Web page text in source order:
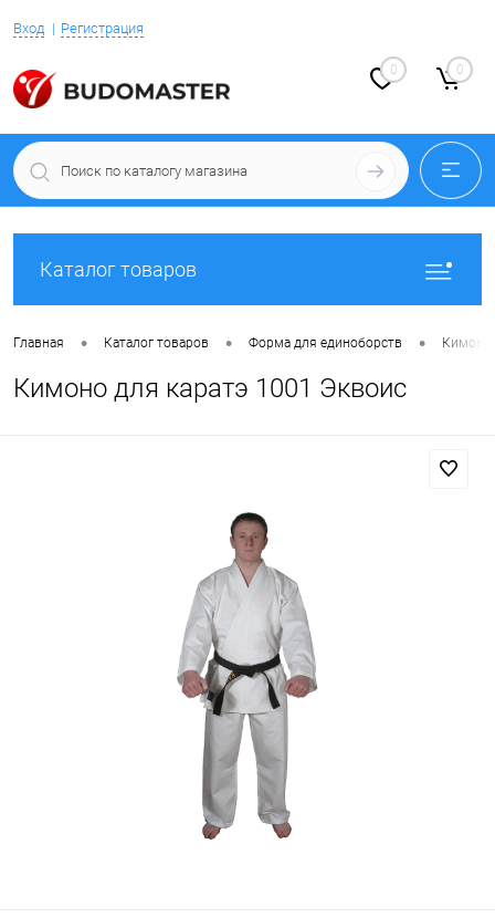
Вход Регистрация
0 0
Каталог товаров
Главная • Каталог товаров • Форма для единоборств • Кимоно
Кимоно для каратэ 1001 Эквоис